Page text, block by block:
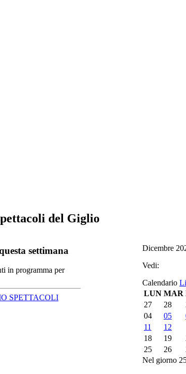
del Giglio
settimana
in programma per
SPETTACOLI
Dicembre
Vedi:
Calendario
LUN MAR
27
28
04
05
11
12
18
19
25
26
Nel giorno